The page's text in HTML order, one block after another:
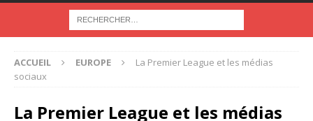
ACCUEIL EUROPE
La Premier League et les médias
sociaux
La Premier League et les médias